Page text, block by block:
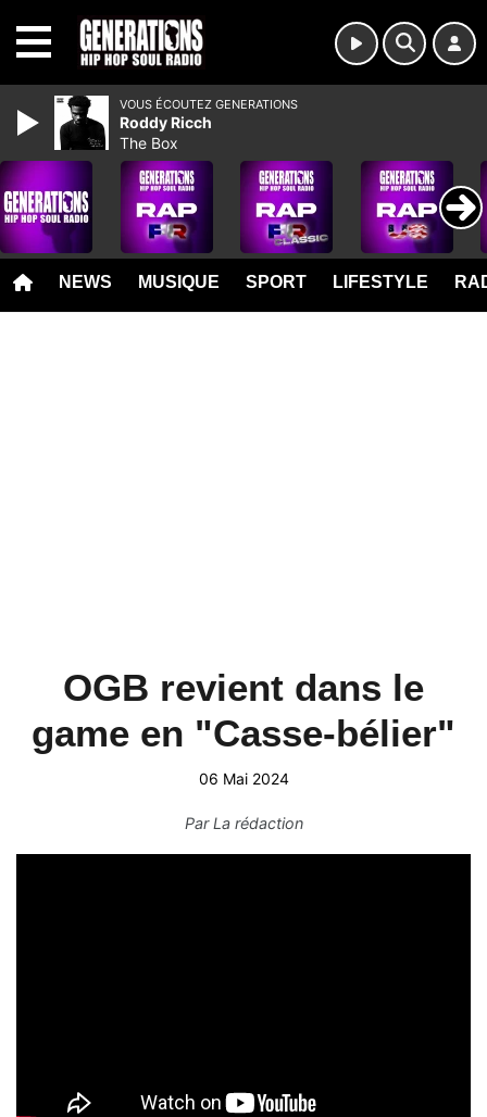
NEWS MUSIQUE SPORT LIFESTYLE
OGB revient dans le
game en "Casse-bélier"
06 Mai 2024
ParLa rédaction
VOUS ÉCOUTEZ GENERATIONS
Roddy Ricch
The Box